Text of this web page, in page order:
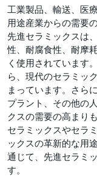
工業製品、輸送、医
用途産業からの需要
先進セラミックスは
性、耐腐食性、耐摩
く使用されています
ら、現代​​のセラミッ
まっています。さら
プラント、その他の
クスの需要の高まり
セラミックスやセラ
ックスの革新的な用
通じて、先進セラミ
す。